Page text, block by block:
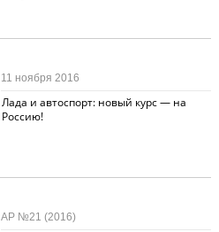
Лада и автоспорт: новый курс — на
Россию!
11 ноября 2016
АР №21 (2016)